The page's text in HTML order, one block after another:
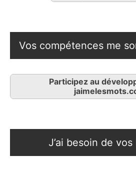
Vos compétences me
Participez au
J’ai besoin de